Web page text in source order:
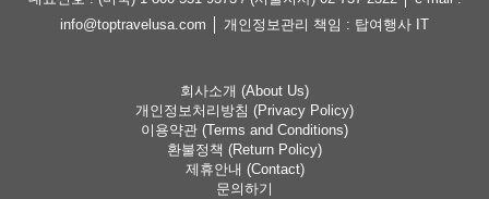
info@toptravelusa.com │ 개인정보관리 책임 : 탑여행사 IT
회사소개 (About Us)
개인정보처리방침 (Privacy Policy)
이용약관 (Terms and Conditions)
환불정책 (Return Policy)
제휴안내 (Contact)
문의하기